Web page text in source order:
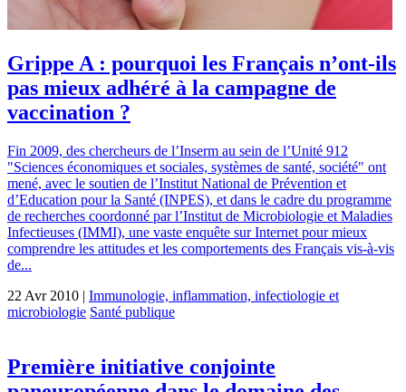
Grippe A : pourquoi les Français n’ont-ils
pas mieux adhéré à la campagne de
vaccination ?
Fin 2009, des chercheurs de l’Inserm au sein de l’Unité 912
"Sciences économiques et sociales, systèmes de santé, société" ont
mené, avec le soutien de l’Institut National de Prévention et
d’Education pour la Santé (INPES), et dans le cadre du programme
de recherches coordonné par l’Institut de Microbiologie et Maladies
Infectieuses (IMMI), une vaste enquête sur Internet pour mieux
comprendre les attitudes et les comportements des Français vis-à-vis
de...
22 Avr 2010 | Immunologie, inflammation, infectiologie et
microbiologie Santé publique
Première initiative conjointe